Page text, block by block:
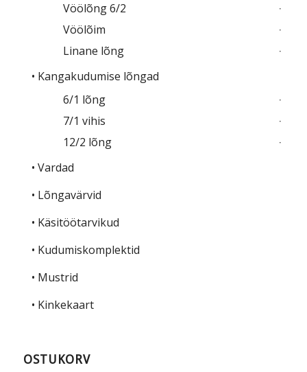
Vöölõng 6/2
Vöölõim
Linane lõng
• Kangakudumise lõngad
6/1 lõng
7/1 vihis
12/2 lõng
• Vardad
• Lõngavärvid
• Käsitöötarvikud
• Kudumiskomplektid
• Mustrid
• Kinkekaart
OSTUKORV